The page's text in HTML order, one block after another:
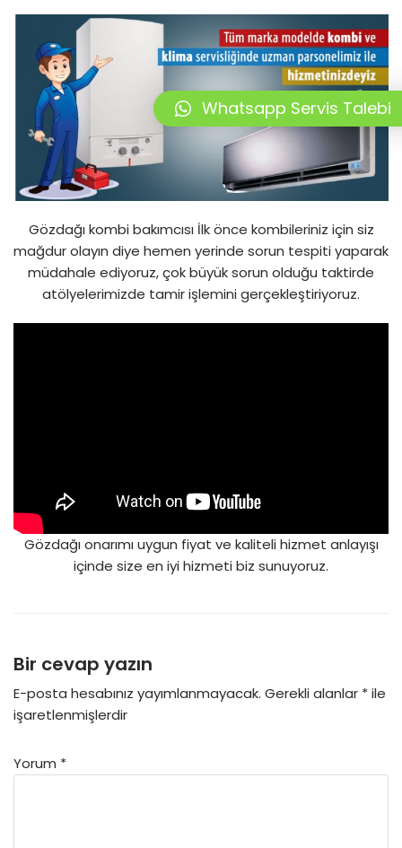
Gözdağı kombi bakımcısı İlk önce kombileriniz için siz
mağdur olayın diye hemen yerinde sorun tespiti yaparak
müdahale ediyoruz, çok büyük sorun olduğu taktirde
atölyelerimizde tamir işlemini gerçekleştiriyoruz.
Gözdağı onarımı uygun fiyat ve kaliteli hizmet anlayışı
içinde size en iyi hizmeti biz sunuyoruz.
Bir cevap yazın
E-posta hesabınız yayımlanmayacak. Gerekli alanlar *ile
işaretlenmişlerdir
Yorum *
Whatsapp Servis Talebi